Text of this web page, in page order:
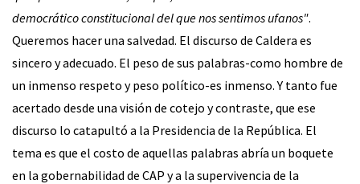
democrático constitucional del que nos sentimos ufanos".
Queremos hacer una salvedad. El discurso de Caldera es
sincero y adecuado. El peso de sus palabras-como hombre de
un inmenso respeto y peso político-es inmenso. Y tanto fue
acertado desde una visión de cotejo y contraste, que ese
discurso lo catapultó a la Presidencia de la República. El
tema es que el costo de aquellas palabras abría un boquete
en la gobernabilidad de CAP y a la supervivencia de la